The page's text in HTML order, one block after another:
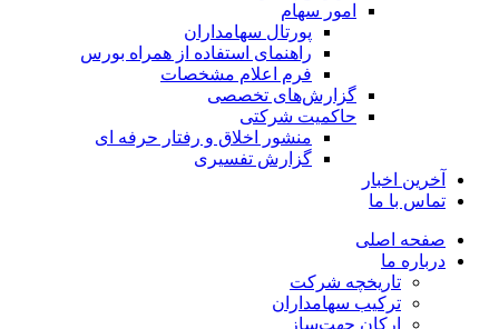
امور سهام
پورتال سهامداران
راهنمای استفاده از همراه بورس
فرم اعلام مشخصات
گزارش‌های تخصصی
حاکمیت شرکتی
منشور اخلاق و رفتار حرفه­ ای
گزارش تفسیری
آخرین اخبار
تماس با ما
صفحه اصلی
درباره ما
تاریخچه شرکت
ترکیب سهامداران
ارکان جهت‌ساز